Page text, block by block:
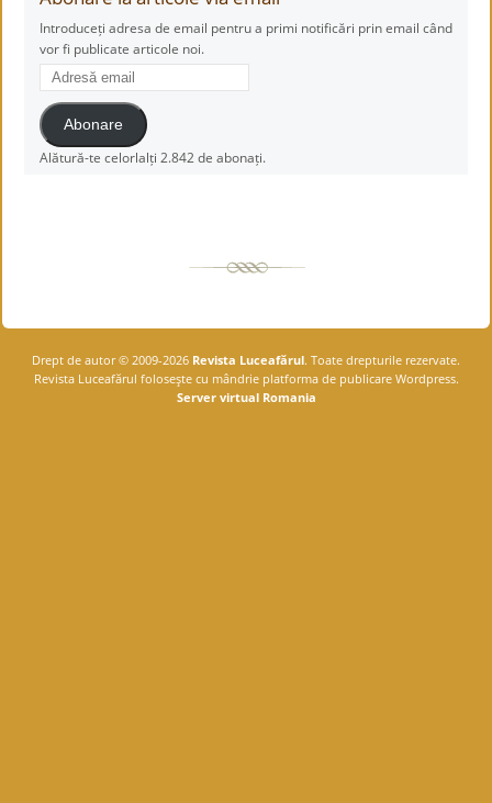
Introduceți adresa de email pentru a primi notificări prin email când
vor fi publicate articole noi.
Adresă
email
Abonare
Alătură-te celorlalți 2.842 de abonați.
Drept de autor © 2009-2026 Revista Luceafărul. Toate drepturile rezervate.
Revista Luceafărul foloseşte cu mândrie platforma de publicare Wordpress.
Server virtual Romania